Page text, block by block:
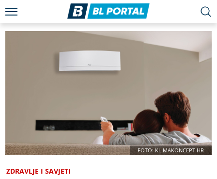
FOTO: KLIMAKONCEPT.HR
ZDRAVLJE I SAVJETI